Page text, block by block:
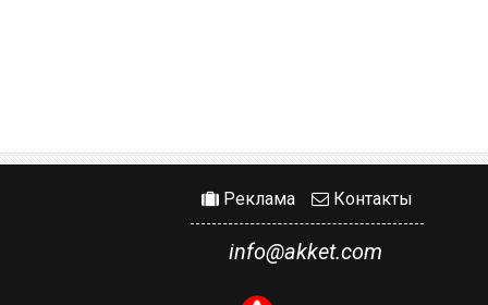
Реклама Контакты
info@akket.com